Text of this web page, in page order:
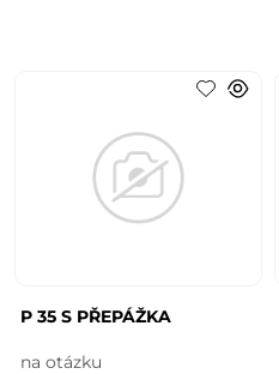
P 35 S PŘEPÁŽKA
na otázku